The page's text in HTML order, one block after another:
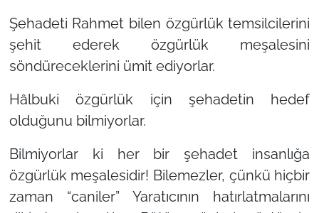
Şehadeti Rahmet bilen özgürlük temsilcilerini
şehit ederek özgürlük meşalesini
söndüreceklerini ümit ediyorlar.
Hâlbuki özgürlük için şehadetin hedef
olduğunu bilmiyorlar.
Bilmiyorlar ki her bir şehadet insanlığa
özgürlük meşalesidir! Bilemezler, çünkü hiçbir
zaman “caniler” Yaratıcının hatırlatmalarını